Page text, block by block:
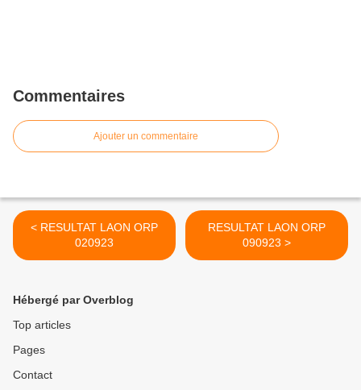
Commentaires
Ajouter un commentaire
< RESULTAT LAON ORP
020923
RESULTAT LAON ORP
090923 >
Hébergé par Overblog
Top articles
Pages
Contact